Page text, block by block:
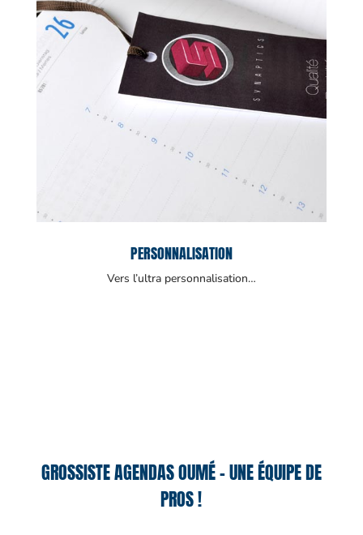
PERSONNALISATION
Vers l’ultra personnalisation…
GROSSISTE AGENDAS OUMÉ – UNE ÉQUIPE DE
PROS !